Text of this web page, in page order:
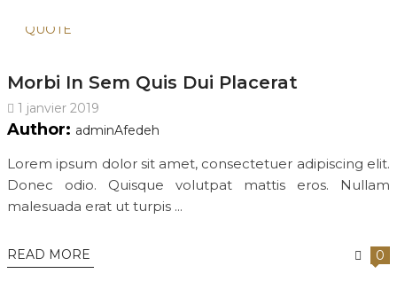
QUOTE
Morbi In Sem Quis Dui Placerat
1 janvier 2019
Author: adminAfedeh
Lorem ipsum dolor sit amet, consectetuer adipiscing elit.
Donec odio. Quisque volutpat mattis eros. Nullam
malesuada erat ut turpis ...
READ MORE 0